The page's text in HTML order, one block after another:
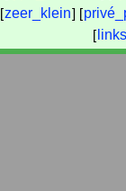
[zeer_klein] [
[ links